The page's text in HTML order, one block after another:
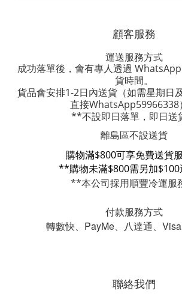
顧客服務
運送服務方式
成功落單後，會有專人透過
貨時間。
貨品會安排1-2日內送貨（如需星期日
直接WhatsApp59966338
**不設即日落單，即日送
離島區不設送貨
購物滿$800可享免費送貨服
**購物未滿$800需另加
**本公司採用順豐冷運服
付款服務方式
轉數快、PayMe、八達通、
聯絡我們